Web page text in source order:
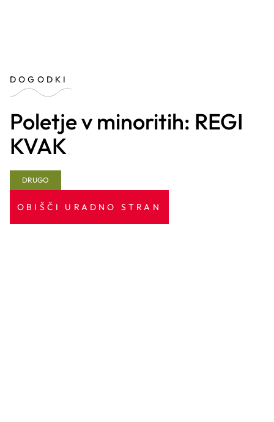
DOGODKI
Poletje v minoritih: REGI
KVAK
DRUGO
OBIŠČI URADNO STRAN